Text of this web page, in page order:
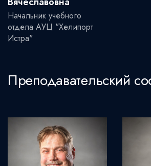
Начальник учебного
отдела АУЦ "Хелипорт
Истра"
Преподавательский